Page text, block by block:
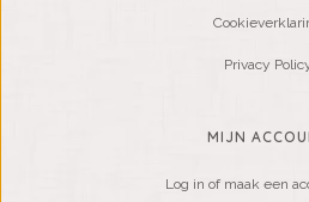
Privacy
MIJN
Log in of maak een